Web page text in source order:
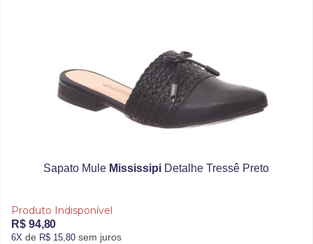
Sapato Mule Mississipi Detalhe Tressê Preto
Produto Indisponível
R$ 94,80
6X de R$ 15,80 sem juros